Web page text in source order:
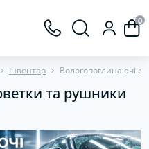
0
Інвентар Вологопоглинаючі
та рушники